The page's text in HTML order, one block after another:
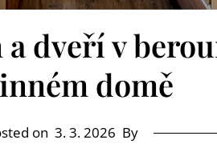
a dveří v
domě
on 3. 3. 2026 By